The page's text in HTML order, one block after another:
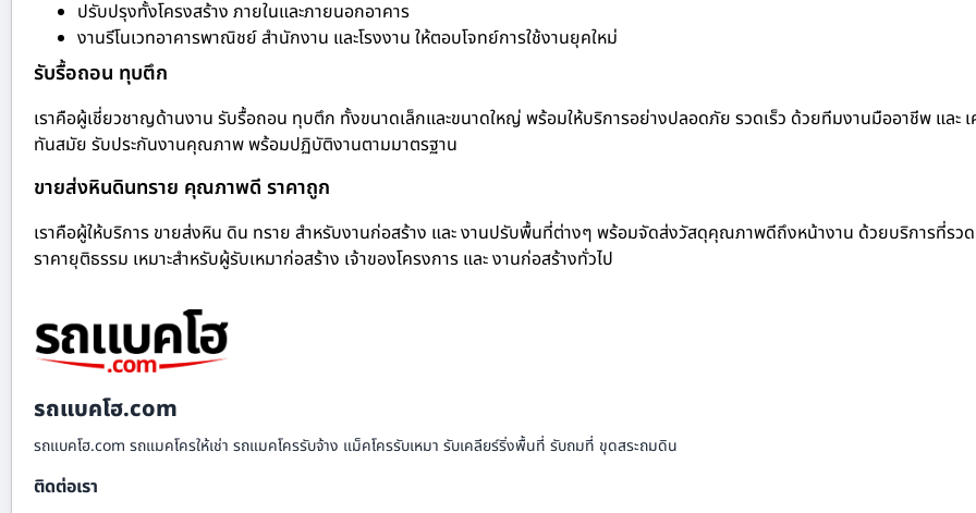
ปรับปรุงทั้งโครงสร้าง ภายในและภายนอกอาคาร
งานรีโนเวทอาคารพาณิชย์ สำนักงาน และโรงงาน ให้ตอบโจทย์การใช้งานยุคใหม่
รับรื้อถอน ทุบตึก
เราคือผู้เชี่ยวชาญด้านงาน รับรื้อถอน ทุบตึก ทั้งขนาดเล็กและขนาดใหญ่ พร้อมให้บริการอย่างปลอดภัย รวดเร็ว ด้วยทีมงานมืออาชีพ และ
ทันสมัย รับประกันงานคุณภาพ พร้อมปฏิบัติงานตามมาตรฐาน
ขายส่งหินดินทราย คุณภาพดี ราคาถูก
เราคือผู้ให้บริการ ขายส่งหิน ดิน ทราย สำหรับงานก่อสร้าง และ งานปรับพื้นที่ต่างๆ พร้อมจัดส่งวัสดุคุณภาพดีถึงหน้างาน ด้วยบริการที่รวด
ราคายุติธรรม เหมาะสำหรับผู้รับเหมาก่อสร้าง เจ้าของโครงการ และ งานก่อสร้างทั่วไป
รถแบคโฮ.com
รถแบคโฮ.com รถแมคโครให้เช่า รถแมคโครรับจ้าง แม็คโครรับเหมา รับเคลียร์ริ่งพื้นที่ รับถมที่ ขุดสระถมดิน
ติดต่อเรา